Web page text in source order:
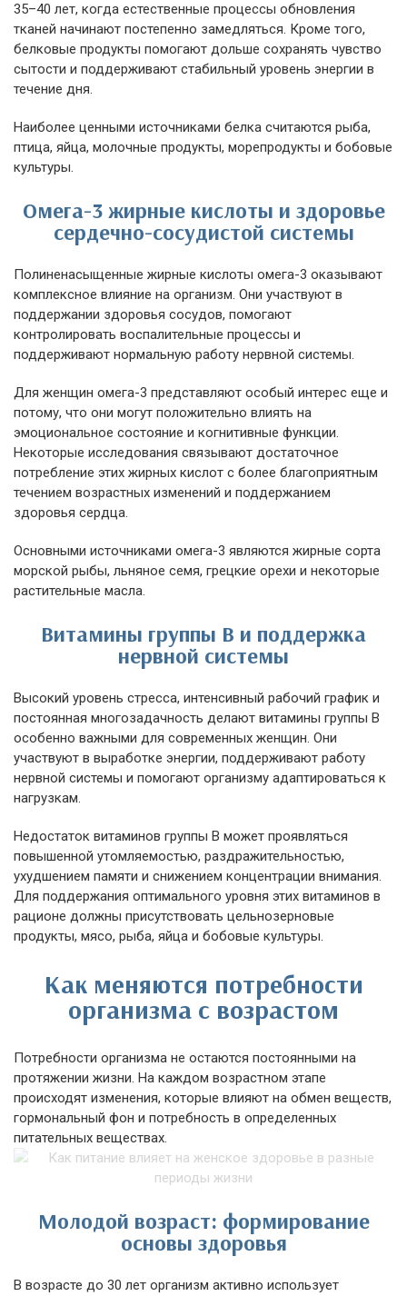
35–40 лет, когда естественные процессы обновления
тканей начинают постепенно замедляться. Кроме того,
белковые продукты помогают дольше сохранять чувство
сытости и поддерживают стабильный уровень энергии в
течение дня.
Наиболее ценными источниками белка считаются рыба,
птица, яйца, молочные продукты, морепродукты и бобовые
культуры.
Омега-3 жирные кислоты и здоровье
сердечно-сосудистой системы
Полиненасыщенные жирные кислоты омега-3 оказывают
комплексное влияние на организм. Они участвуют в
поддержании здоровья сосудов, помогают
контролировать воспалительные процессы и
поддерживают нормальную работу нервной системы.
Для женщин омега-3 представляют особый интерес еще и
потому, что они могут положительно влиять на
эмоциональное состояние и когнитивные функции.
Некоторые исследования связывают достаточное
потребление этих жирных кислот с более благоприятным
течением возрастных изменений и поддержанием
здоровья сердца.
Основными источниками омега-3 являются жирные сорта
морской рыбы, льняное семя, грецкие орехи и некоторые
растительные масла.
Витамины группы B и поддержка
нервной системы
Высокий уровень стресса, интенсивный рабочий график и
постоянная многозадачность делают витамины группы B
особенно важными для современных женщин. Они
участвуют в выработке энергии, поддерживают работу
нервной системы и помогают организму адаптироваться к
нагрузкам.
Недостаток витаминов группы B может проявляться
повышенной утомляемостью, раздражительностью,
ухудшением памяти и снижением концентрации внимания.
Для поддержания оптимального уровня этих витаминов в
рационе должны присутствовать цельнозерновые
продукты, мясо, рыба, яйца и бобовые культуры.
Как меняются потребности
организма с возрастом
Потребности организма не остаются постоянными на
протяжении жизни. На каждом возрастном этапе
происходят изменения, которые влияют на обмен веществ,
гормональный фон и потребность в определенных
питательных веществах.
Молодой возраст: формирование
основы здоровья
В возрасте до 30 лет организм активно использует